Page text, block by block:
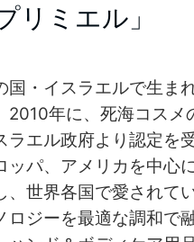
リミエル」
国・イスラエルで生ま
2010年に、死海コスメ
ラエル政府より認定を
ッパ、アメリカを中心
、世界各国で愛されて
ロジーを最適な調和で